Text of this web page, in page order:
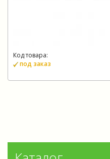
Код товара:
под заказ